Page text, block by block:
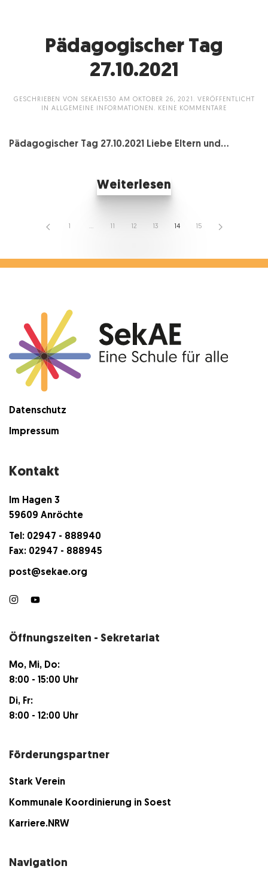
Pädagogischer Tag
27.10.2021
GESCHRIEBEN VON SEKAE1530 AM OKTOBER 26, 2021
. VERÖFFENTLICHT
IN ALLGEMEINE INFORMATIONEN . KEINE KOMMENTARE
Pädagogischer Tag 27.10.2021 Liebe Eltern und...
Weiterlesen
1 … 11 12 13 14 15
Datenschutz
Impressum
Kontakt
Im Hagen 3
59609 Anröchte
Tel: 02947 - 888940
Fax: 02947 - 888945
post@sekae.org
Öffnungszeiten - Sekretariat
Mo, Mi, Do:
8:00 - 15:00 Uhr
Di, Fr:
8:00 - 12:00 Uhr
Förderungspartner
Stark Verein
Kommunale Koordinierung in Soest
Karriere.NRW
Navigation